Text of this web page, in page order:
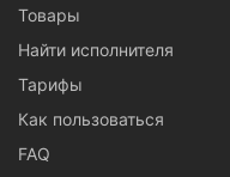
Товары
Найти исполнителя
Тарифы
Как пользоваться
FAQ